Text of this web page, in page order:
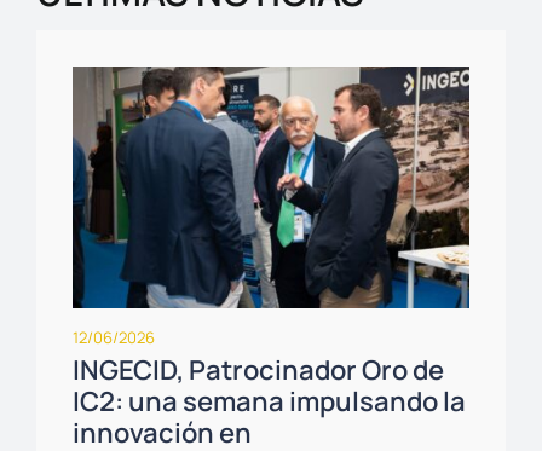
12/06/2026
INGECID, Patrocinador Oro de
IC2: una semana impulsando la
innovación en